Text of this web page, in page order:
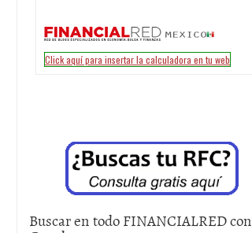
Buscar en todo FINANCIALRED con